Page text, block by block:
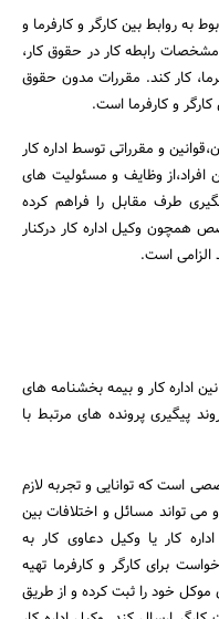
به روابط بین کارگر و کارفرما و
رابطه کار در حقوق کار،
کار کند. مقررات مدون حقوق
کارگر و کارفرما است.
و مقرراتی توسط اداره کار
افراد،از وظایف و مسئولیت های
طرف مقابل را فراهم کرده
وکیل اداره کار درکنار
است.
اداره کار و بیمه بخشنامه های
پیگیری پرونده های مرتبط با
است که توانایی و تجربه لازم
می تواند مسائل و اختلافات بین
کار یا وکیل دعاوی کار به
برای کارگر و کارفرما تهیه
خود را ثبت کرده و از طریق